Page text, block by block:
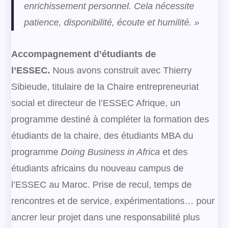
enrichissement personnel. Cela nécessite
patience, disponibilité, écoute ethumilité. »
Accompagnement d’étudiants de
l’ESSEC. Nous avons construit avec Thierry
Sibieude, titulaire de la Chaire entrepreneuriat
social et directeur de l’ESSEC Afrique, un
programme destiné à compléter la formation des
étudiants de la chaire, des étudiants MBA du
programmeDoing Business in Africa et des
étudiants africains du nouveau campus de
l’ESSEC au Maroc. Prise de recul, temps de
rencontres et de service, expérimentations… pour
ancrer leur projet dans une responsabilité plus